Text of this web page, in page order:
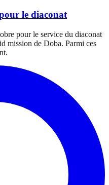
le diaconat
pour le service du diaconat
mission de Doba. Parmi ces